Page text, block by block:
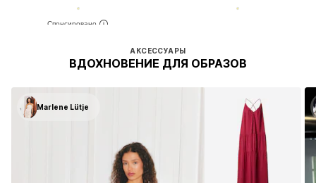
АКСЕССУАРЫ
ВДОХНОВЕНИЕ ДЛЯ ОБРАЗОВ
Marlene Lütje